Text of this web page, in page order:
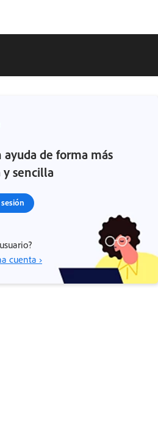
ayuda de forma más
y sencilla
cuenta ›